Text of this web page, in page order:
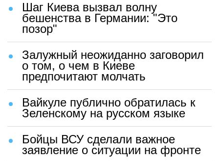
Шаг Киева вызвал волну
бешенства в Германии: "Это
позор"
Залужный неожиданно заговорил
о том, о чем в Киеве
предпочитают молчать
Вайкуле публично обратилась к
Зеленскому на русском языке
Бойцы ВСУ сделали важное
заявление о ситуации на фронте